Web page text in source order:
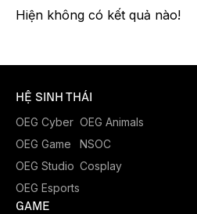
Hiện không có kết quả nào!
HỆ SINH THÁI
OEG Cyber
OEG Game
OEG Studio
OEG Esports
OEG Animals
NSOC
Cosplay
GAME